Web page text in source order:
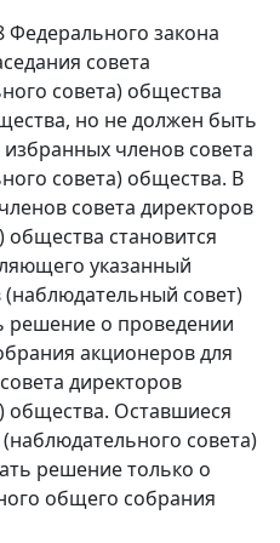
Федерального закона
совета
совета) общества
но не должен быть
членов совета
совета) общества. В
совета директоров
общества становится
указанный
(наблюдательный совет)
решение о проведении
акционеров для
директоров
общества. Оставшиеся
совета)
решение только о
общего собрания